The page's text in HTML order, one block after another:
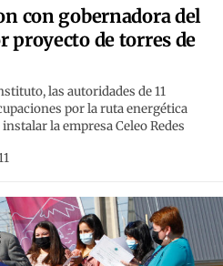
con gobernadora del
proyecto de torres de
las autoridades de 11
por la ruta energética
la empresa Celeo Redes